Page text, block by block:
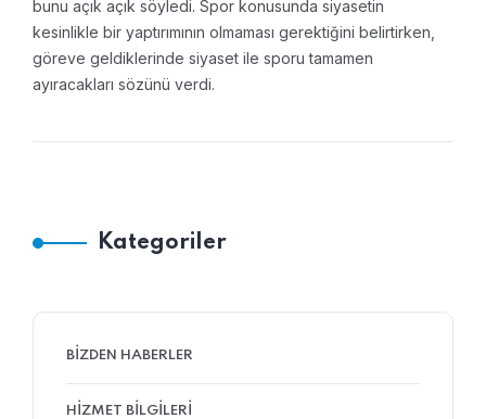
bunu açık açık söyledi. Spor konusunda siyasetin
kesinlikle bir yaptırımının olmaması gerektiğini belirtirken,
göreve geldiklerinde siyaset ile sporu tamamen
ayıracakları sözünü verdi.
Kategoriler
BIZDEN HABERLER
HIZMET BILGILERI